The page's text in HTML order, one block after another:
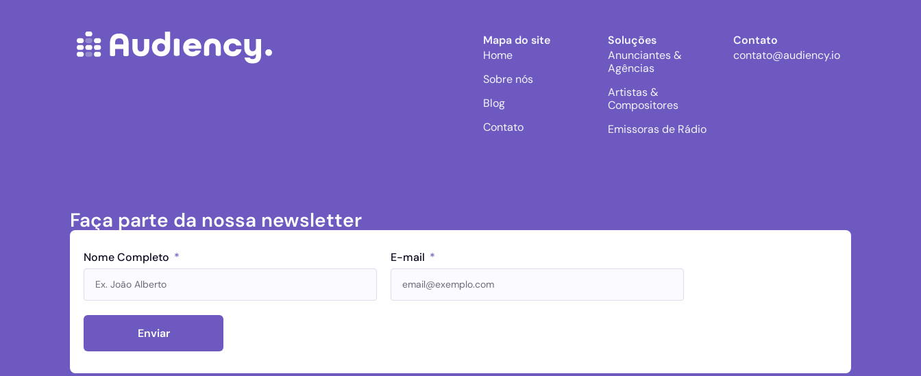
Mapa do site
Home
Sobre nós
Blog
Contato
Soluções
Anunciantes &
Agências
Artistas &
Compositores
Emissoras de Rádio
Contato
contato@audiency.io
Faça parte da nossa newsletter
Nome Completo E-mail
Enviar